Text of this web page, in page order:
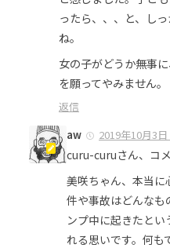
ったら、、、と、し
ね。
女の子がどうか無事
を願ってやみません。
返信
aw
2019年10月3日
curu-curuさん、コ
美咲ちゃん、本当に
件や事故はどんなも
ンプ中に起きたと
れる思いです。何も